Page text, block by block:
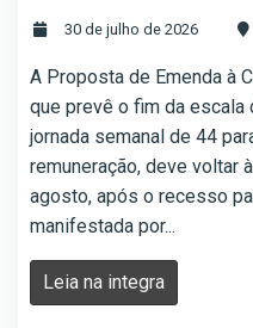
30 de julho de 2026
A Proposta de Emenda à
que prevê o fim da escala
jornada semanal de 44
remuneração, deve voltar
agosto, após o recesso
manifestada por...
Leia na integra